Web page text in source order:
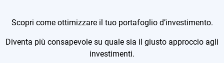
Scopri come ottimizzare il tuo portafoglio d’investimento.
Diventa più consapevole su quale sia il giusto approccio agli
investimenti.